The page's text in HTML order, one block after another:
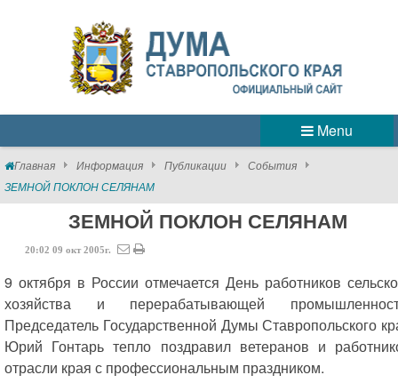
Menu
Главная Информация Публикации
События
ЗЕМНОЙ ПОКЛОН СЕЛЯНАМ
ЗЕМНОЙ ПОКЛОН СЕЛЯНАМ
20:02 09 окт 2005г.
9 октября в России отмечается День работников
хозяйства и перерабатывающей
Председатель Государственной Думы Ставропольского
Юрий Гонтарь тепло поздравил ветеранов и
отрасли края с профессиональным праздником.